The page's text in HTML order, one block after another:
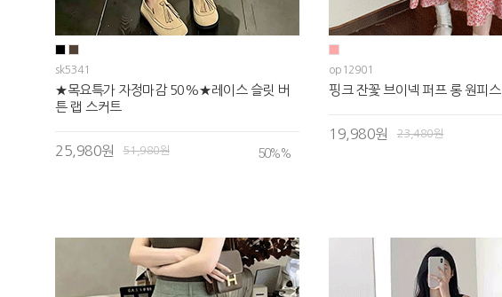
sk5341
★목요특가 자정마감 50%★레이스 슬릿 버
튼 랩 스커트
25,980원 51,980원 50%%
op12901
핑크 잔꽃 브이넥 퍼프 롱 원피스
19,980원 23,480원